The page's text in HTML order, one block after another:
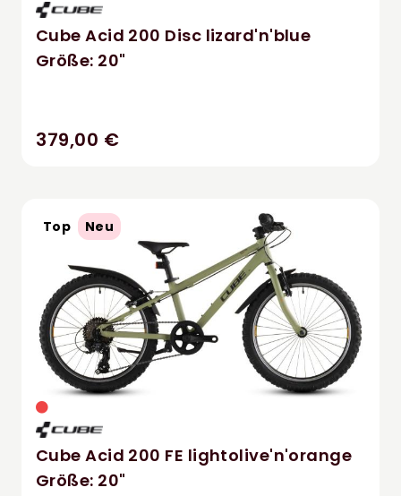
Cube Acid 200 Disc lizard'n'blue
Größe: 20"
379,00 €
Top Neu
Cube Acid 200 FE lightolive'n'orange
Größe: 20"